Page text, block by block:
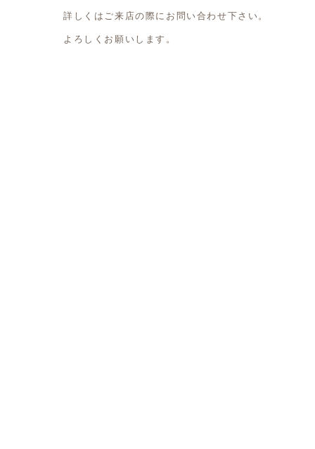
詳しくはご来店の際にお問い合わせ下さい。
よろしくお願いします。